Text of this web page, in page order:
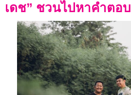
เดช” ชวนไปหาคำตอบ